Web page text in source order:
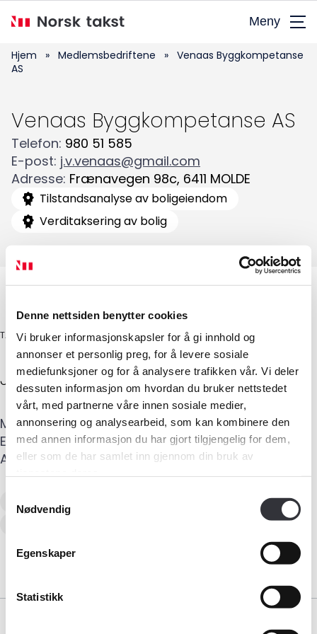
Denne nettsiden benytter cookies
Vi bruker informasjonskapsler for å gi innhold og
annonser et personlig preg, for å levere sosiale
mediefunksjoner og for å analysere trafikken vår. Vi deler
dessuten informasjon om hvordan du bruker nettstedet
vårt, med partnerne våre innen sosiale medier,
annonsering og analysearbeid, som kan kombinere den
med annen informasjon du har gjort tilgjengelig for dem,
eller som de har samlet inn gjennom din bruk av
Nødvendig
Egenskaper
Statistikk
hovedinnhold
Meny
Søk
etter:
Medlemskap
Kurs og konferanser
Kompetanse
Forbruker
Hjem » Medlemsbedriftene » Venaas Byggkompetanse
AS
Venaas Byggkompetanse AS
Telefon: 980 51 585
E-post: j.v.venaas@gmail.com
Adresse: Frænavegen 98c, 6411 MOLDE
Tilstandsanalyse av boligeiendom
Verditaksering av bolig
TAKSTINGENIØR
Jan Vidar Venaas
Mobil: 980 51 585
E-post: j.v.venaas@gmail.com
Adresse: Frænavegen 98c, 6411 MOLDE
Verditaksering av bolig